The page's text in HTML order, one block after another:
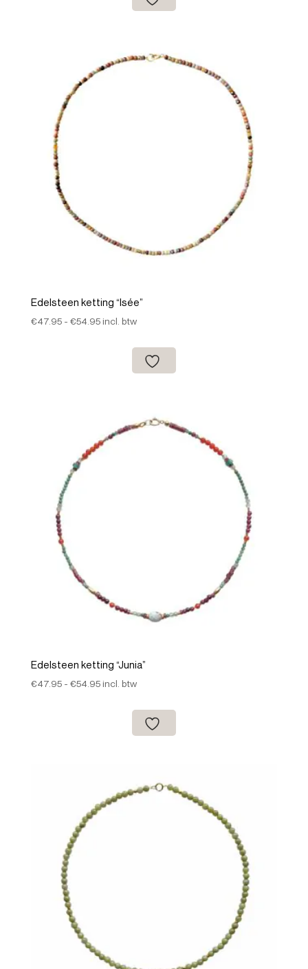
Edelsteen ketting “Isée”
€47.95 - €54.95Prijsklasse:
incl. btw
Edelsteen ketting “Junia”
€47.95 - €54.95Prijsklasse:
incl. btw